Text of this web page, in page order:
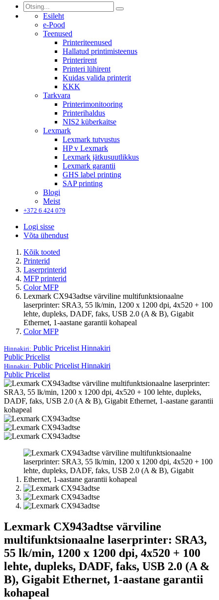
Esileht
e-Pood
Teenused
Printeriteenused
Hallatud printimisteenus
Printerirent
Printeri lühirent
Kuidas valida printerit
KKK
Tarkvara
Printerimonitooring
Printerihaldus
NIS2 küberkaitse
Lexmark
Lexmark tutvustus
HP v Lexmark
Lexmark jätkusuutlikkus
Lexmark garantii
GHS label printing
SAP printing
Blogi
Meist
+372 6 424 079
Logi sisse
Võta ühendust
Kõik tooted
Printerid
Laserprinterid
MFP printerid
Color MFP
Lexmark CX943adtse värviline multifunktsionaalne
laserprinter: SRA3, 55 lk/min, 1200 x 1200 dpi, 4x520 + 100
lehte, dupleks, DADF, faks, USB 2.0 (A & B), Gigabit
Ethernet, 1-aastane garantii kohapeal
Color MFP
Hinnakiri: Public Pricelist Hinnakiri
Public Pricelist
Hinnakiri: Public Pricelist Hinnakiri
Public Pricelist
Lexmark CX943adtse värviline
multifunktsionaalne laserprinter: SRA3,
55 lk/min, 1200 x 1200 dpi, 4x520 + 100
lehte, dupleks, DADF, faks, USB 2.0 (A &
B), Gigabit Ethernet, 1-aastane garantii
kohapeal